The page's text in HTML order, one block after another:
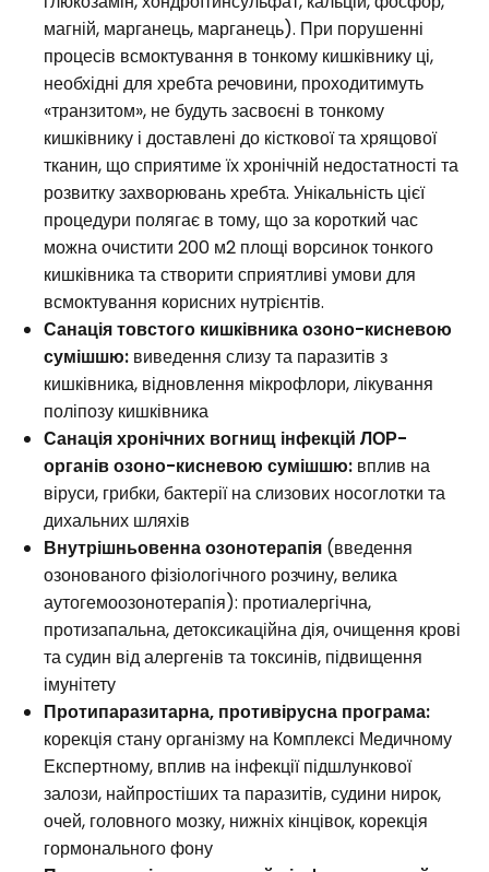
магній, марганець, марганець). При порушенні
процесів всмоктування в тонкому кишківнику ці,
необхідні для хребта речовини, проходитимуть
«транзитом», не будуть засвоєні в тонкому
кишківнику і доставлені до кісткової та хрящової
тканин, що сприятиме їх хронічній недостатності та
розвитку захворювань хребта. Унікальність цієї
процедури полягає в тому, що за короткий час
можна очистити 200 м2 площі ворсинок тонкого
кишківника та створити сприятливі умови для
всмоктування корисних нутрієнтів.
Санація товстого кишківника озоно-кисневою
сумішшю: виведення слизу та паразитів з
кишківника, відновлення мікрофлори, лікування
поліпозу кишківника
Санація хронічних вогнищ інфекцій ЛОР-
органів озоно-кисневою сумішшю: вплив на
віруси, грибки, бактерії на слизових носоглотки та
дихальних шляхів
Внутрішньовенна озонотерапія (введення
озонованого фізіологічного розчину, велика
аутогемоозонотерапія): протиалергічна,
протизапальна, детоксикаційна дія, очищення крові
та судин від алергенів та токсинів, підвищення
імунітету
Протипаразитарна, противірусна програма:
корекція стану організму на Комплексі Медичному
Експертному, вплив на інфекції підшлункової
залози, найпростіших та паразитів, судини нирок,
очей, головного мозку, нижніх кінцівок, корекція
гормонального фону